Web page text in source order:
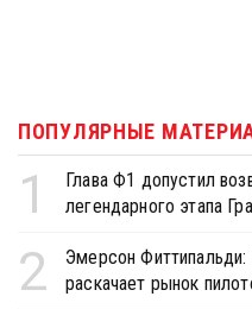
ПОПУЛЯРНЫЕ
1
Глава Ф1 допустил
легендарного этапа
2
Эмерсон
раскачает рынок